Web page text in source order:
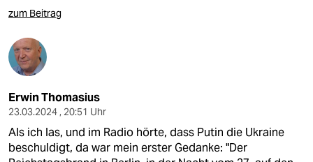
zum Beitrag
Erwin Thomasius
23.03.2024 , 20:51 Uhr
Als ich las, und im Radio hörte, dass Putin die Ukraine
beschuldigt, da war mein erster Gedanke: "Der